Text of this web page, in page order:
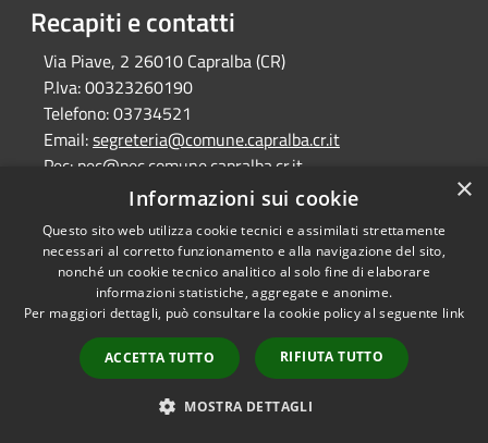
Recapiti e contatti
Via Piave, 2 26010 Capralba (CR)
P.Iva:00323260190
Telefono:03734521
Email:segreteria@comune.capralba.cr.it
Pec: pec@pec.comune.capralba.cr.it
RSS
Accessibilità
Cookie
Mappa del sito
Copyright © 2026 • Comune di
Capralba • Powered by
Municipium•Accesso
redazione
×
Informazioni sui cookie
Questo sito web utilizza cookie tecnici e assimilati strettamente
necessari al corretto funzionamento e alla navigazione del sito,
nonché un cookie tecnico analitico al solo fine di elaborare
informazioni statistiche, aggregate e anonime.
Per maggiori dettagli, può consultare la cookie policy al seguente link
ACCETTA TUTTO RIFIUTA TUTTO
MOSTRA DETTAGLI